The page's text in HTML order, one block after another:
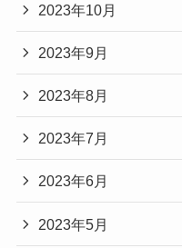
2023年10月
2023年9月
2023年8月
2023年7月
2023年6月
2023年5月